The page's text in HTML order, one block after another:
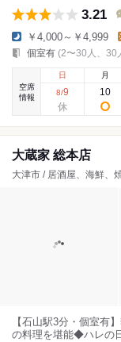
3.21
￥4,000～￥4,999
個室有 (2〜30人、30
空席
情報
日
8/9
月
10
大蔵家 総本店
大津市 / 居酒屋、海鮮、
【石山駅3分・個室有
の料理を堪能◆ハレの